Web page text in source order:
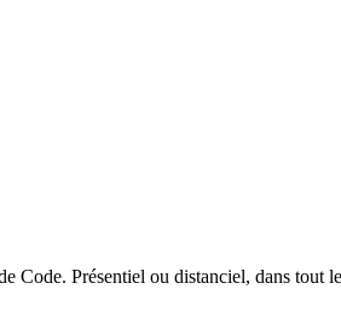
Code. Présentiel ou distanciel, dans tout